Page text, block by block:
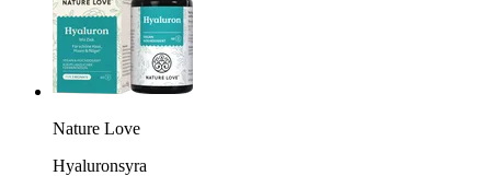
Nature Love
Hyaluronsyra